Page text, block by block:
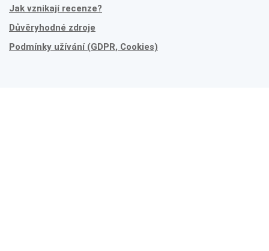
Jak vznikají recenze?
Důvěryhodné zdroje
Podmínky užívání (GDPR, Cookies)